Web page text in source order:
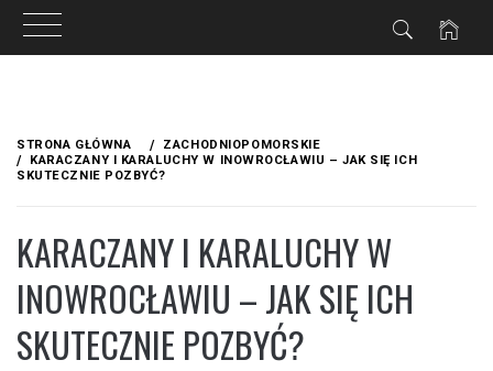
treści
STRONA GŁÓWNA
ZACHODNIOPOMORSKIE
KARACZANY I KARALUCHY W INOWROCŁAWIU – JAK SIĘ ICH
SKUTECZNIE POZBYĆ?
KARACZANY I KARALUCHY W
INOWROCŁAWIU – JAK SIĘ ICH
SKUTECZNIE POZBYĆ?